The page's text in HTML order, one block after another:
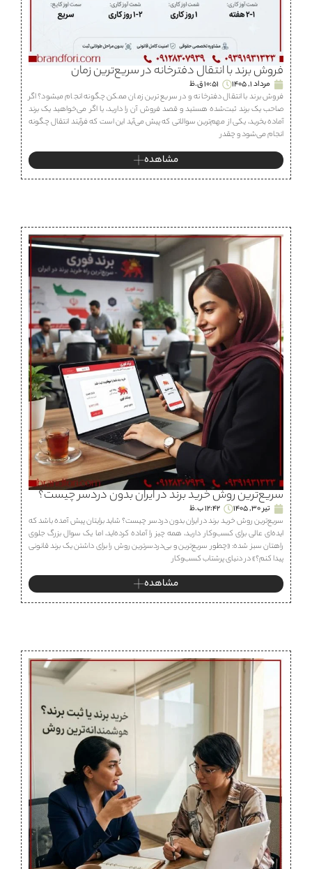
فروش برند با انتقال دفترخانه در سریع‌ترین زمان
مرداد 1, 1405
10:51 ق.ظ
فروش برند با انتقال دفترخانه و در سریع ترین زمان ممکن چگونه انجام میشود؟ اگر
صاحب یک برند ثبت‌شده هستید و قصد فروش آن را دارید، یا اگر می‌خواهید یک برند
آماده بخرید، یکی از مهم‌ترین سوالاتی که پیش می‌آید این است که فرآیند انتقال چگونه
انجام می‌شود و چقدر
مشاهده
سریع‌ترین روش خرید برند در ایران بدون دردسر چیست؟
تیر 30, 1405
12:42 ب.ظ
سریع‌ترین روش خرید برند در ایران بدون دردسر چیست؟ شاید برایتان پیش آمده باشد که
ایده‌ای عالی برای کسب‌وکار دارید، همه چیز را آماده کرده‌اید، اما یک سوال بزرگ جلوی
راهتان سبز شده: «چطور سریع‌ترین و بی‌دردسرترین روش را برای داشتن یک برند قانونی
پیدا کنم؟» در دنیای پرشتاب کسب‌وکار
مشاهده